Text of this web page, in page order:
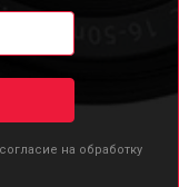
на обработку